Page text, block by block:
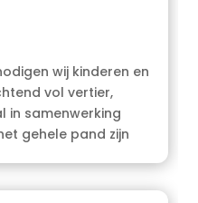
wij kinderen en
vol vertier,
in samenwerking
gehele pand zijn